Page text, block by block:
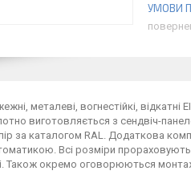
металеві, вогнестійкі, відкатні
виготовляється з сендвіч-
за каталогом RAL. Додаткова
Всі розміри
Також окремо оговорюються